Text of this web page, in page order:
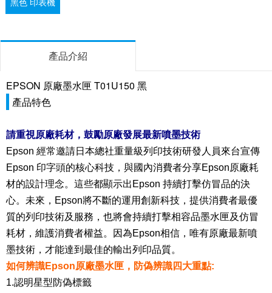
產品介紹
EPSON 原廠墨水匣 T01U150 黑
產品特色
請重視原廠耗材，鼓勵原廠發展最新噴墨技術
Epson 經常邀請日本總社重量級列印技術研發人員來台宣傳
Epson 印字頭的核心科技，與國內消費者分享Epson原廠耗
材的設計理念。這些都顯示出Epson 持續打擊仿冒品的決
心。未來，Epson將不斷的運用創新科技，提供消費者最優
質的列印技術及服務，也將會持續打擊相容品墨水匣及仿冒
耗材，維護消費者權益。因為Epson相信，唯有原廠最新噴
墨技術，才能達到最佳的輸出列印品質。
如何辨識Epson原廠墨水匣，防偽辨識四大重點:
1.認明星型防偽標籤